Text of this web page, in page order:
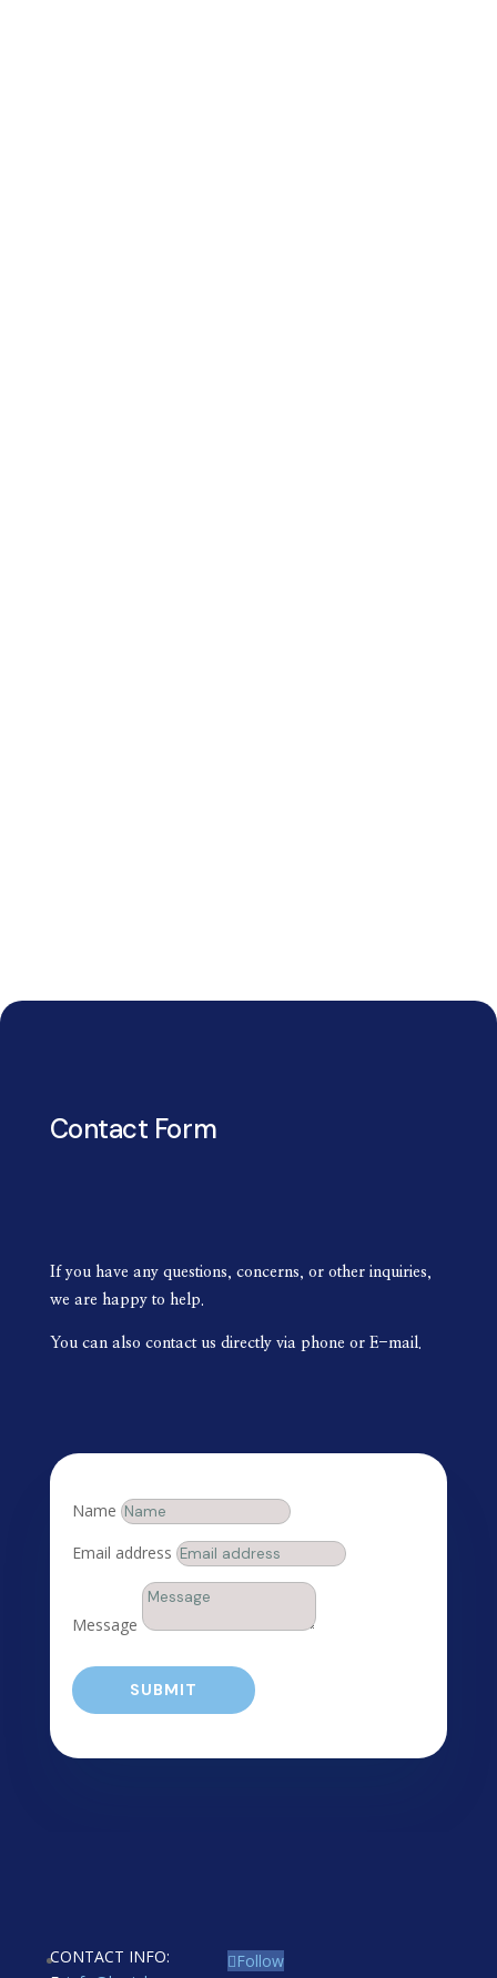
Contact Form
If you have any questions, concerns, or other inquiries,
we are happy to help.
You can also contact us directly via phone or E-mail.
Name
Email address
Message
SUBMIT
Follow
CONTACT INFO: